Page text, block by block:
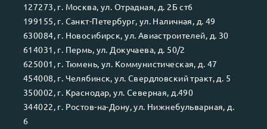
127273, г. Москва, ул. Отрадная, д. 2Б ст6
199155, г. Санкт-Петербург, ул. Наличная, д. 49
630084, г. Новосибирск, ул. Авиастроителей, д. 30
614031 , г. Пермь, ул. Докучаева, д. 50/2
625001 , г. Тюмень, ул. Коммунистическая, д. 47
454008, г. Челябинск, ул. Свердловский тракт, д. 5
350002, г. Краснодар, ул. Северная, д.490
344022, г. Ростов-на-Дону, ул. Нижнебульварная, д.
6